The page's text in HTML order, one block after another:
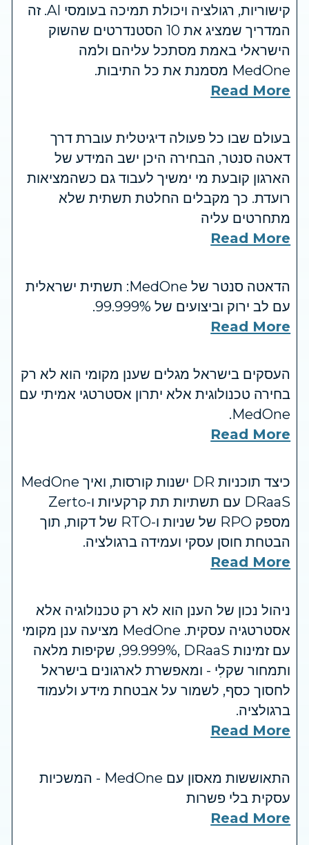
קישוריות, רגולציה ויכולת תמיכה בעומסי AI. זה
המדריך שמציג את 10 הסטנדרטים שהשוק
הישראלי באמת מסתכל עליהם ולמה
MedOne מסמנת את כל התיבות.
Read More
בעולם שבו כל פעולה דיגיטלית עוברת דרך
דאטה סנטר, הבחירה היכן ישב המידע של
הארגון קובעת מי ימשיך לעבוד גם כשהמציאות
רועדת. כך מקבלים החלטת תשתית שלא
מתחרטים עליה
Read More
הדאטה סנטר של MedOne: תשתית ישראלית
עם לב ירוק וביצועים של 99.999%.
Read More
העסקים בישראל מגלים שענן מקומי הוא לא רק
בחירה טכנולוגית אלא יתרון אסטרטגי אמיתי עם
MedOne.
Read More
כיצד תוכניות DR ישנות קורסות, ואיך MedOne
DRaaS עם תשתיות תת קרקעיות ו-Zerto
מספק RPO של שניות ו-RTO של דקות, תוך
הבטחת חוסן עסקי ועמידה ברגולציה.
Read More
ניהול נכון של הענן הוא לא רק טכנולוגיה אלא
אסטרטגיה עסקית. MedOne מציעה ענן מקומי
עם זמינות ‎99.999%‎, DRaaS, שקיפות מלאה
ותמחור שקלִי - ומאפשרת לארגונים בישראל
לחסוך כסף, לשמור על אבטחת מידע ולעמוד
ברגולציה.
Read More
התאוששות מאסון עם MedOne - המשכיות
עסקית בלי פשרות
Read More